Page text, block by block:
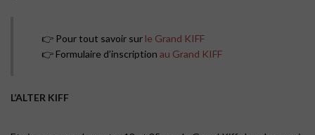
👉 Pour tout savoir sur le Grand KIFF
👉 Formulaire d’inscription au Grand KIFF
L’ALTER KIFF